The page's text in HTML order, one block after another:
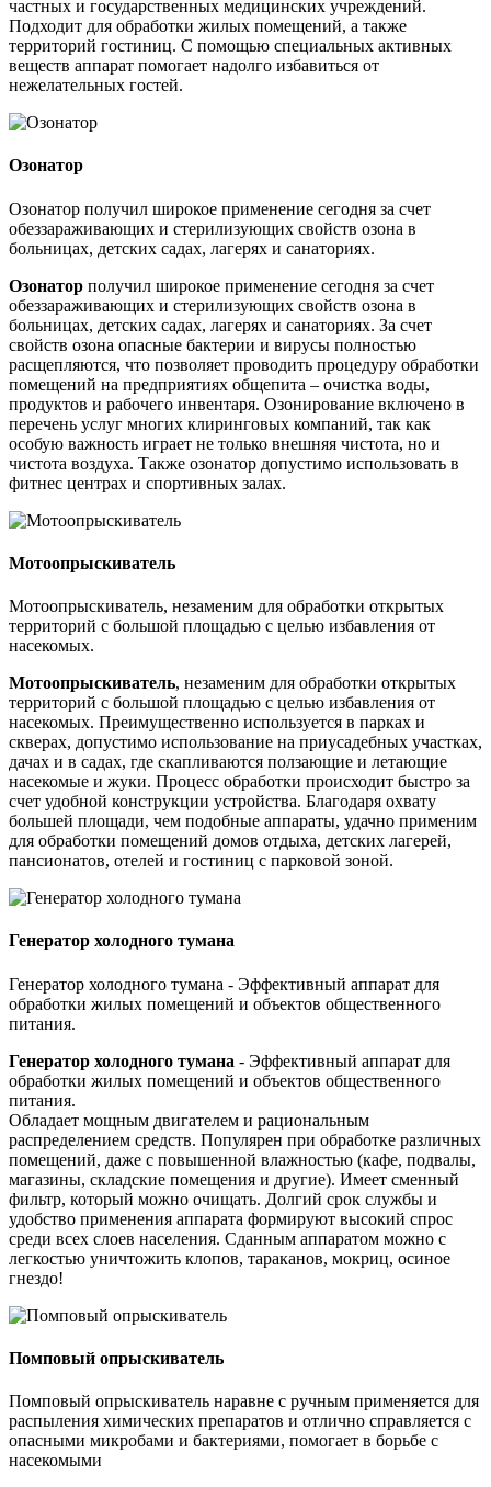
частных и государственных медицинских учреждений.
Подходит для обработки жилых помещений, а также
территорий гостиниц. С помощью специальных активных
веществ аппарат помогает надолго избавиться от
нежелательных гостей.
Озонатор
Озонатор получил широкое применение сегодня за счет
обеззараживающих и стерилизующих свойств озона в
больницах, детских садах, лагерях и санаториях.
Озонатор получил широкое применение сегодня за счет
обеззараживающих и стерилизующих свойств озона в
больницах, детских садах, лагерях и санаториях. За счет
свойств озона опасные бактерии и вирусы полностью
расщепляются, что позволяет проводить процедуру обработки
помещений на предприятиях общепита – очистка воды,
продуктов и рабочего инвентаря. Озонирование включено в
перечень услуг многих клиринговых компаний, так как
особую важность играет не только внешняя чистота, но и
чистота воздуха. Также озонатор допустимо использовать в
фитнес центрах и спортивных залах.
Мотоопрыскиватель
Мотоопрыскиватель, незаменим для обработки открытых
территорий с большой площадью с целью избавления от
насекомых.
Мотоопрыскиватель, незаменим для обработки открытых
территорий с большой площадью с целью избавления от
насекомых. Преимущественно используется в парках и
скверах, допустимо использование на приусадебных участках,
дачах и в садах, где скапливаются ползающие и летающие
насекомые и жуки. Процесс обработки происходит быстро за
счет удобной конструкции устройства. Благодаря охвату
большей площади, чем подобные аппараты, удачно применим
для обработки помещений домов отдыха, детских лагерей,
пансионатов, отелей и гостиниц с парковой зоной.
Генератор холодного тумана
Генератор холодного тумана - Эффективный аппарат для
обработки жилых помещений и объектов общественного
питания.
Генератор холодного тумана - Эффективный аппарат для
обработки жилых помещений и объектов общественного
питания.
Обладает мощным двигателем и рациональным
распределением средств. Популярен при обработке различных
помещений, даже с повышенной влажностью (кафе, подвалы,
магазины, складские помещения и другие). Имеет сменный
фильтр, который можно очищать. Долгий срок службы и
удобство применения аппарата формируют высокий спрос
среди всех слоев населения. Сданным аппаратом можно с
легкостью уничтожить клопов, тараканов, мокриц, осиное
гнездо!
Помповый опрыскиватель
Помповый опрыскиватель наравне с ручным применяется для
распыления химических препаратов и отлично справляется с
опасными микробами и бактериями, помогает в борьбе с
насекомыми